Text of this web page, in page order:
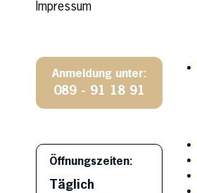
Impressum
Anmeldung unter:
089 - 91 18 91
Öffnungszeiten:
Täglich